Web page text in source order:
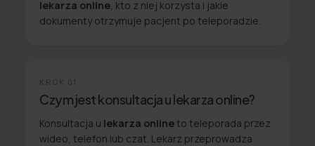
lekarza online , kto z niej korzysta i jakie
dokumenty otrzymuje pacjent po teleporadzie.
KROK 01
Czym jest konsultacja u lekarza online?
Konsultacja u lekarza onlineto teleporada przez
wideo, telefon lub czat. Lekarz przeprowadza